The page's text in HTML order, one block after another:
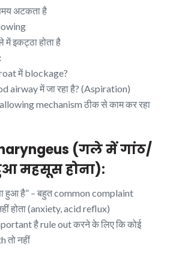
अटकता है
में इकट्ठा होता है
में blockage?
airway में जा रहा है? (Aspiration)
mechanism ठीक से काम कर रहा
(गले में गांठ/
महसूस होना):
हुआ है” – बहुत common complaint
होता (anxiety, acid reflux)
है rule out करने के लिए कि कोई
तो नहीं